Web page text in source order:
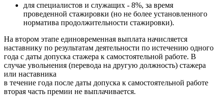
для специалистов и служащих - 8%, за время
проведенной стажировки (но не более установленного
норматива продолжительности стажировки).
На втором этапе единовременная выплата начисляется
наставнику по результатам деятельности по истечению одного
года с даты допуска стажера к самостоятельной работе. В
случае увольнения (перевода на другую должность) стажера
или наставника
в течение года после даты допуска к самостоятельной работе
вторая часть премии не выплачивается.